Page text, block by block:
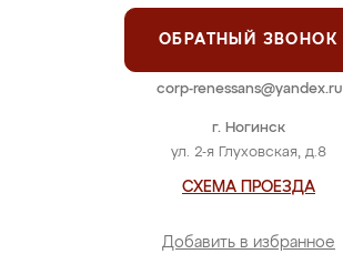
г. Ногинск
ул. 2-я Глуховская, д.8
СХЕМА ПРОЕЗДА
Добавить в избранное
ОБРАТНЫЙ ЗВОНОК
corp-renessans@yandex.ru